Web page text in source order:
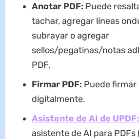
Anotar PDF: Puede
tachar, agregar líneas
subrayar o agregar
sellos/pegatinas/notas
PDF.
Firmar PDF: Puede firmar
digitalmente.
Asistente de AI de UPDF:
asistente de AI para PDFs